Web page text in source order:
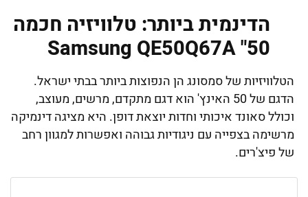
הדינמית ביותר: טלוויזיה חכמה
50" Samsung QE50Q67A
הטלוויזיות של סמסונג הן הנפוצות ביותר בבתי ישראל.
הדגם של 50 האינץ' הוא דגם מתקדם, מרשים, מעוצב,
וכולל סאונד איכותי וחדות יוצאת דופן. היא מציגה דינמיקה
מרשימה בצפייה עם ניגודיות גבוהה ואפשרות למגוון רחב
של פיצ'רים.